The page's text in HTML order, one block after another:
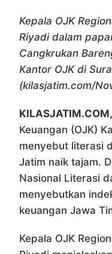
Kepala OJK
Riyadi dalam
Cangkrukan
Kantor OJK di
(kilasjatim.com/
Keuangan (OJK)
menyebut literasi
Jatim naik tajam.
Nasional Literasi
menyebutkan
keuangan Jawa
Kepala OJK